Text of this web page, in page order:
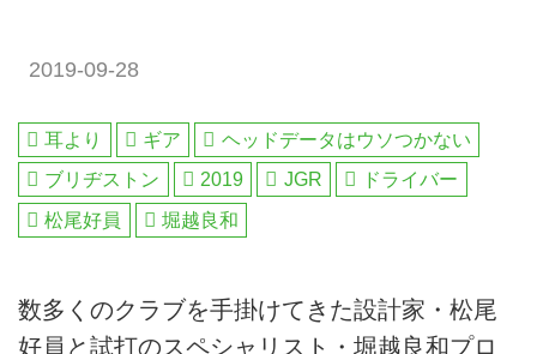
2019-09-28
耳より ギア
ヘッドデータはウソつかない
ブリヂストン
2019 JGR
ドライバー
松尾好員
堀越良和
数多くのクラブを手掛けてきた設計家・松尾
好員と試打のスペシャリスト・堀越良和プロ